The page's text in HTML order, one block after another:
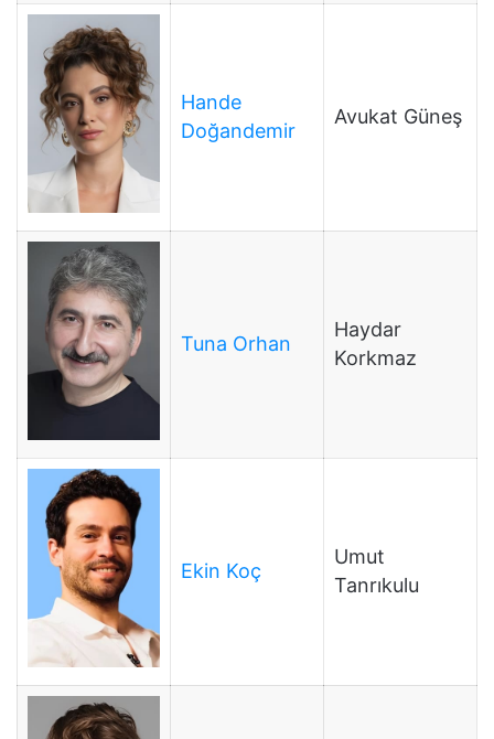
Hande
Doğandemir
Avukat Güneş
Tuna Orhan
Haydar
Korkmaz
Ekin Koç
Umut
Tanrıkulu